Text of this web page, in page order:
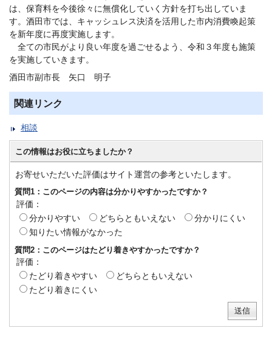
は、保育料を今後徐々に無償化していく方針を打ち出していま
す。酒田市では、キャッシュレス決済を活用した市内消費喚起策
を新年度に再度実施します。
全ての市民がより良い年度を過ごせるよう、令和３年度も施策
を実施していきます。
酒田市副市長 矢口 明子
関連リンク
相談
この情報はお役に立ちましたか？
お寄せいただいた評価はサイト運営の参考といたします。
質問1：このページの内容は分かりやすかったですか？
評価：
分かりやすい
どちらともいえない
分かりにくい
知りたい情報がなかった
質問2：このページはたどり着きやすかったですか？
評価：
たどり着きやすい
どちらともいえない
たどり着きにくい